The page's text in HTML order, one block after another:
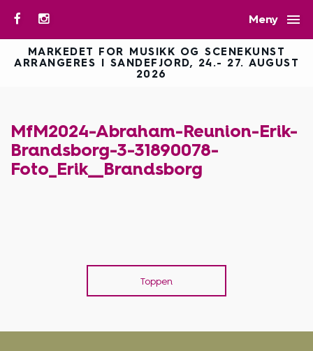
Meny 
MARKEDET FOR MUSIKK OG SCENEKUNST
ARRANGERES I SANDEFJORD, 24.- 27. AUGUST
2026
MfM2024-Abraham-Reunion-Erik-
Brandsborg-3-31890078-
Foto_Erik__Brandsborg
Toppen